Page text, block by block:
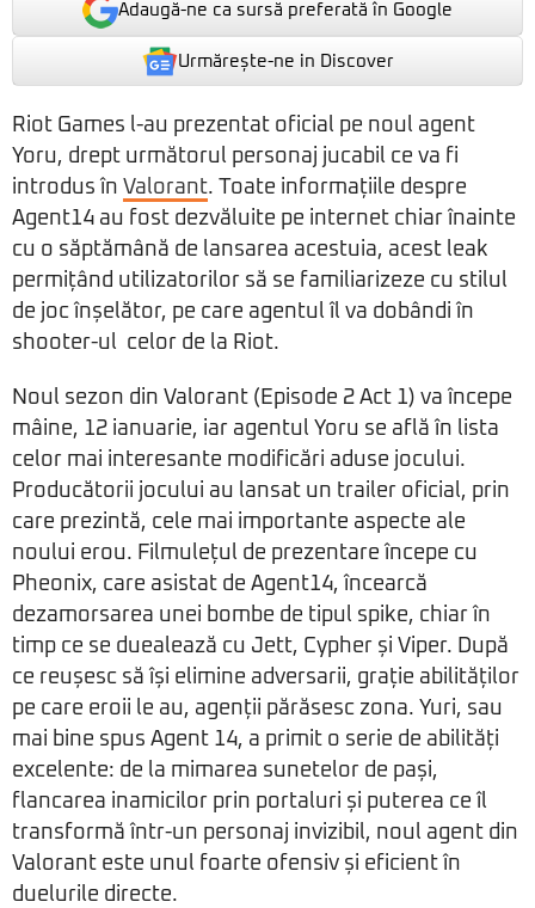
Adaugă-ne ca sursă preferată în Google
Urmărește-ne in Discover
Riot Games l-au prezentat oficial pe noul agent
Yoru, drept următorul personaj jucabil ce va fi
introdus în Valorant. Toate informațiile despre
Agent14 au fost dezvăluite pe internet chiar înainte
cu o săptămână de lansarea acestuia, acest leak
permițând utilizatorilor să se familiarizeze cu stilul
de joc înșelător, pe care agentul îl va dobândi în
shooter-ul celor de la Riot.
Noul sezon din Valorant (Episode 2 Act 1) va începe
mâine, 12 ianuarie, iar agentul Yoru se află în lista
celor mai interesante modificări aduse jocului.
Producătorii jocului au lansat un trailer oficial, prin
care prezintă, cele mai importante aspecte ale
noului erou. Filmulețul de prezentare începe cu
Pheonix, care asistat de Agent14, încearcă
dezamorsarea unei bombe de tipul spike, chiar în
timp ce se duealează cu Jett, Cypher și Viper. După
ce reușesc să își elimine adversarii, grație abilităților
pe care eroii le au, agenții părăsesc zona. Yuri, sau
mai bine spus Agent 14, a primit o serie de abilități
excelente: de la mimarea sunetelor de pași,
flancarea inamicilor prin portaluri și puterea ce îl
transformă într-un personaj invizibil, noul agent din
Valorant este unul foarte ofensiv și eficient în
duelurile directe.